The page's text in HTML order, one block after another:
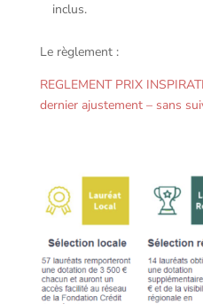
inclus.
Le règlement :
REGLEMENT PRIX
dernier ajustement – sans